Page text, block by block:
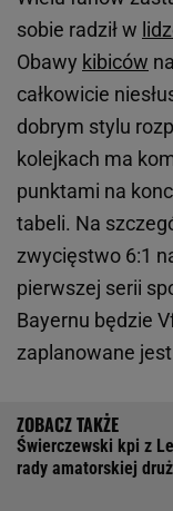
sobie radził w
Obawy kibiców
całkowicie
dobrym stylu
kolejkach ma
punktami na
tabeli. Na
zwycięstwo 6:1
pierwszej serii
Bayernu będzie
zaplanowane
Świerczewski kpi z
rady amatorskiej